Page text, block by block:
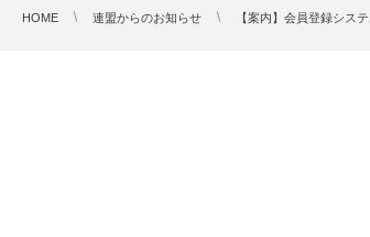
HOME 連盟からのお知らせ 【案内】会員登録シス